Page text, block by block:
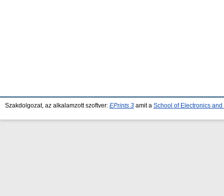
Szakdolgozat, az alkalamzott szoftver: EPrints 3 amit a School of Electronics